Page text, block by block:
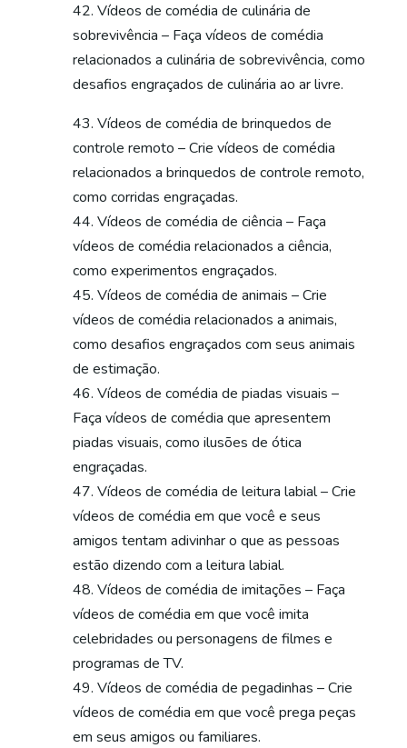
Vídeos de comédia de culinária de
sobrevivência – Faça vídeos de comédia
relacionados a culinária de sobrevivência, como
desafios engraçados de culinária ao ar livre.
Vídeos de comédia de brinquedos de
controle remoto – Crie vídeos de comédia
relacionados a brinquedos de controle remoto,
como corridas engraçadas.
Vídeos de comédia de ciência – Faça
vídeos de comédia relacionados a ciência,
como experimentos engraçados.
Vídeos de comédia de animais – Crie
vídeos de comédia relacionados a animais,
como desafios engraçados com seus animais
de estimação.
Vídeos de comédia de piadas visuais –
Faça vídeos de comédia que apresentem
piadas visuais, como ilusões de ótica
engraçadas.
Vídeos de comédia de leitura labial – Crie
vídeos de comédia em que você e seus
amigos tentam adivinhar o que as pessoas
estão dizendo com a leitura labial.
Vídeos de comédia de imitações – Faça
vídeos de comédia em que você imita
celebridades ou personagens de filmes e
programas de TV.
Vídeos de comédia de pegadinhas – Crie
vídeos de comédia em que você prega peças
em seus amigos ou familiares.